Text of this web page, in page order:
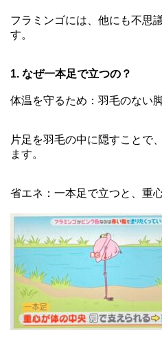
フラミンゴには、他にも不思
す。
1. なぜ一本足で立つの？
体温を守るため：羽毛のない
片足を羽毛の中に隠すことで
ます。
省エネ：一本足で立つと、重